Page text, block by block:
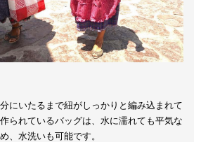
にいたるまで紐がしっかりと編み込まれて
られているバッグは、水に濡れても平気な
、水洗いも可能です。